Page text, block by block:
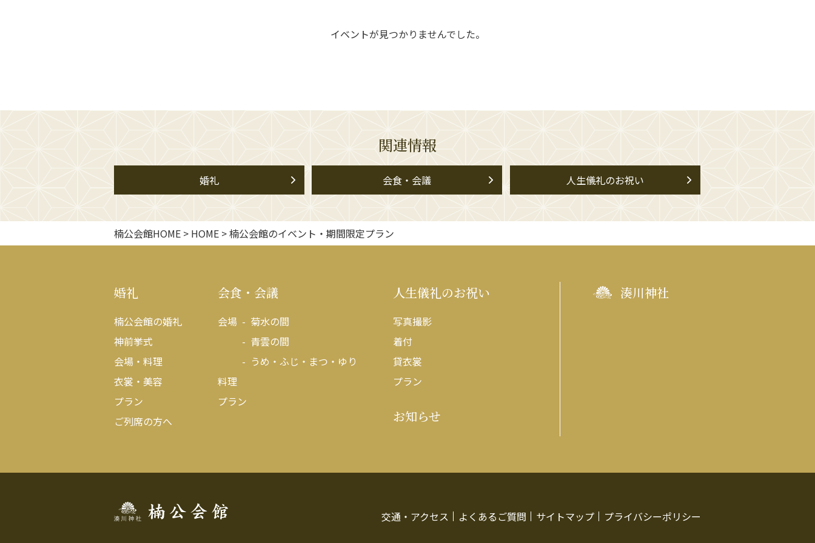
イベントが見つかりませんでした。
関連情報
婚礼 会食・会議 人生儀礼のお祝い
楠公会館HOME > HOME >楠公会館のイベント・期間限定プラン
婚礼
楠公会館の婚礼
神前挙式
会場・料理
衣裳・美容
プラン
ご列席の方へ
会食・会議
会場
菊水の間
青雲の間
うめ・ふじ・まつ・ゆり
料理
プラン
人生儀礼のお祝い
写真撮影
着付
貸衣裳
プラン
お知らせ
湊川神社
交通・アクセス よくあるご質問 サイトマップ プライバシーポリシー